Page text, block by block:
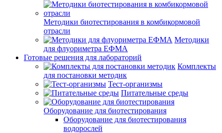
Методики биотестирования в комбикормовой
отрасли
Методики
для флуориметра ЕФМА
Готовые решения для лабораторий
Комплекты
для постановки методик
Тест-организмы
Питательные среды
Оборудование для биотестирования
Оборудование для биотестирования
водорослей